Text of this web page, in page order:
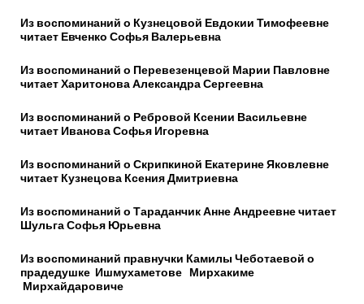
Из воспоминаний о Кузнецовой Евдокии Тимофеевне
читает Евченко Софья Валерьевна
Из воспоминаний о Перевезенцевой Марии Павловне
читает Харитонова Александра Сергеевна
Из воспоминаний о Ребровой Ксении Васильевне
читает Иванова Софья Игоревна
Из воспоминаний о Скрипкиной Екатерине Яковлевне
читает Кузнецова Ксения Дмитриевна
Из воспоминаний о Тараданчик Анне Андреевне читает
Шульга Софья Юрьевна
Из воспоминаний правнучки Камилы Чеботаевой о
прадедушке Ишмухаметове Мирхакиме
Мирхайдаровиче